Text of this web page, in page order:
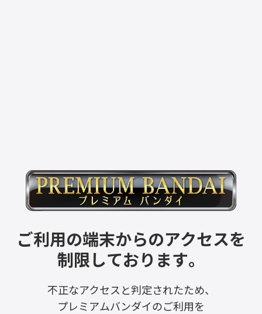
ご利用の端末からのアクセスを
制限しております。
不正なアクセスと判定されたため、
プレミアムバンダイのご利用を